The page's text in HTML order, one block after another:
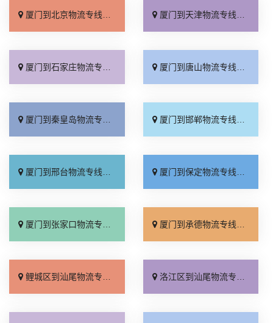
厦门到北京物流专线_直达不中转「送货到门」 厦门到天津物流专线_运保时效「高效快运」
厦门到石家庄物流专线_准时准点「多少公里」 厦门到唐山物流专线_全境派送「收费介绍」
厦门到秦皇岛物流专线_高效运输「运保时效」 厦门到邯郸物流专线_物流拼车「全境配送」
厦门到邢台物流专线_专业靠谱「上门提货」 厦门到保定物流专线_全程直达「高效运输」
厦门到张家口物流专线_全境派送「多久能到」 厦门到承德物流专线_专业调车「合理收费」
鲤城区到汕尾物流专线_计费标准「资质齐全」 洛江区到汕尾物流专线_专线直达「保证时效」